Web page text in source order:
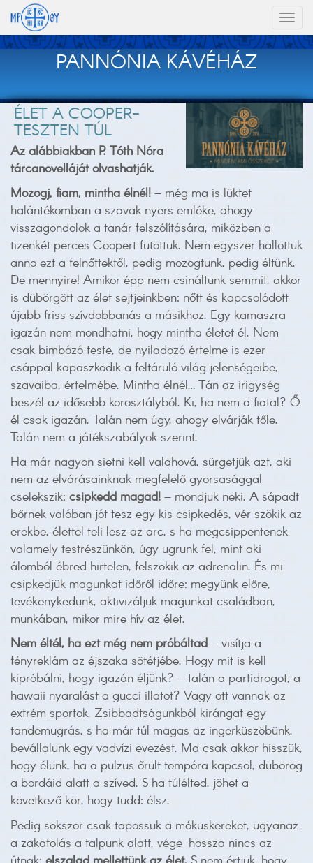
PANNÓNIA KÁVÉHÁZ
ÉLET A COOPER-
TESZTEN TÚL
Az alábbiakban P. Tóth Nóra
tárcanovelláját olvashatják.
Mozogj, fiam, mintha élnél!– még ma is lüktet
halántékomban a szavak nyers emléke, ahogy
visszagondolok a tanár felszólítására, miközben a
tizenkét perces Coopert futottuk. Nem egyszer hallottuk
anno ezt a felnőttektől, pedig mozogtunk, pedig éltünk.
De mennyire! Amikor épp nem csináltunk semmit, akkor
is dübörgött az élet sejtjeinkben: nőtt és kapcsolódott
újabb friss szívdobbanás a másikhoz. Egy kamaszra
igazán nem mondhatni, hogy mintha életet él. Nem
csak bimbózó teste, de nyiladozó értelme is ezer
csáppal kapaszkodik a feltáruló világ jelenségeibe,
szavaiba, értelmébe. Mintha élnél… Tán az irigység
beszél az idősebb korosztályból. Ki, ha nem a fiatal? Ő
él csak igazán. Talán nem úgy, ahogy elvárják tőle.
Talán nem a játékszabályok szerint.
Ha már nagyon sietni kell valahová, sürgetjük azt, aki
nem az elvárásainknak megfelelő gyorsasággal
cselekszik: csipkedd magad!– mondjuk neki. A sápadt
bőrnek valóban jót tesz egy kis csipkedés, vér szökik az
erekbe, élettel teli lesz az arc, s ha megcsippentenek
valamely testrészünkön, úgy ugrunk fel, mint aki
álomból ébred hirtelen, felszökik az adrenalin. És mi
csipkedjük magunkat időről időre: megyünk előre,
tevékenykedünk, aktivizáljuk magunkat családban,
munkában, mikor mire hív az élet.
Nem éltél, ha ezt még nem próbáltad–visítja a
fényreklám az éjszaka sötétjébe. Hogy mit is kell
kipróbálni, hogy igazán éljünk? – talán a partidrogot, a
hawaii nyaralást a gucci illatot? Vagy ott vannak az
extrém sportok. Zsibbadtságunkból kirángat egy
tandemugrás, s ha már túl magas az ingerküszöbünk,
bevállalunk egy vadvízi evezést. Ma csak akkor hisszük,
hogy élünk, ha a pulzus őrült tempóra kapcsol, dübörög
a bordáid alatt a szíved. S ha túlélted, jöhet a
következő kör, hogy tudd: élsz.
Pedig sokszor csak tapossuk a mókuskereket, ugyanaz
a zakatolás a talpunk alatt, vége-hossza nincs az